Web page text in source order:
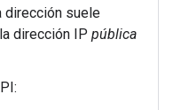
dirección suele
dirección IP pública